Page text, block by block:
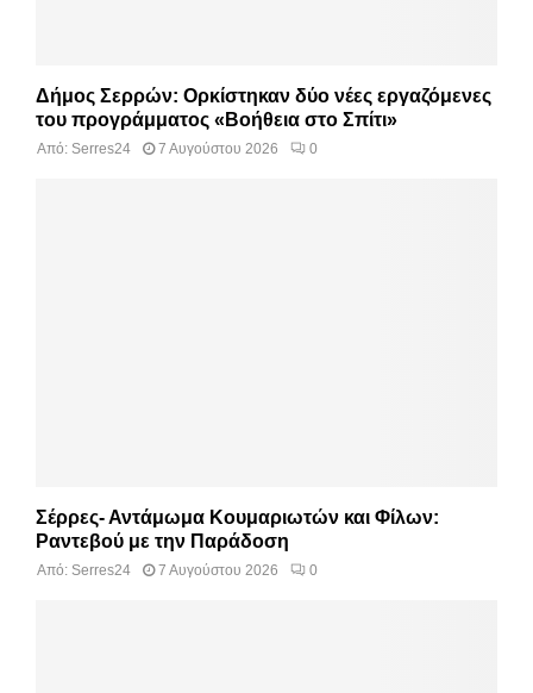
Δήμος Σερρών: Ορκίστηκαν δύο νέες εργαζόμενες
του προγράμματος «Βοήθεια στο Σπίτι»
Από: Serres24 7 Αυγούστου 2026 0
Σέρρες- Αντάμωμα Κουμαριωτών και Φίλων:
Ραντεβού με την Παράδοση
Από: Serres24 7 Αυγούστου 2026 0